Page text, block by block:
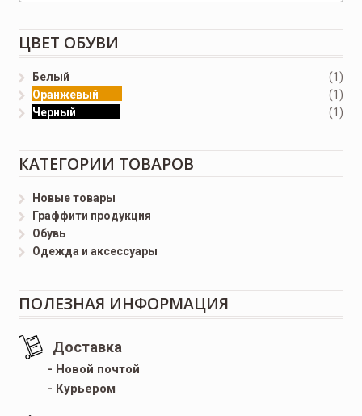
ЦВЕТ ОБУВИ
Белый
(1)
Оранжевый
(1)
Черный
(1)
КАТЕГОРИИ ТОВАРОВ
Новые товары
Граффити продукция
Обувь
Одежда и аксессуары
ПОЛЕЗНАЯ ИНФОРМАЦИЯ
Доставка
- Новой почтой
- Курьером